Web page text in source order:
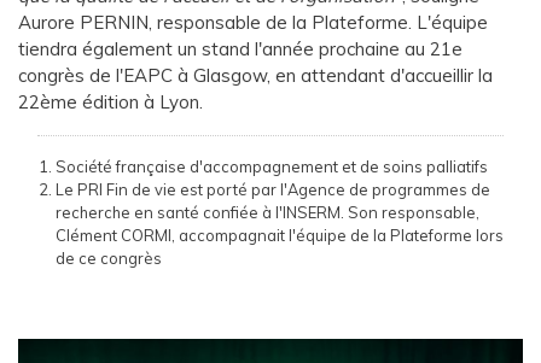
Aurore PERNIN, responsable de la Plateforme. L'équipe
tiendra également un stand l'année prochaine au 21e
congrès de l'EAPC à Glasgow, en attendant d'accueillir la
22ème édition à Lyon.
Société française d'accompagnement et de soins palliatifs
Le PRI Fin de vie est porté par l'Agence de programmes de
recherche en santé confiée à l'INSERM. Son responsable,
Clément CORMI, accompagnait l'équipe de la Plateforme lors
de ce congrès